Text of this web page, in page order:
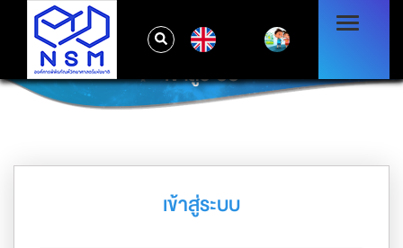
เข้าสู่ระบบ
เข้าสู่ระบบ